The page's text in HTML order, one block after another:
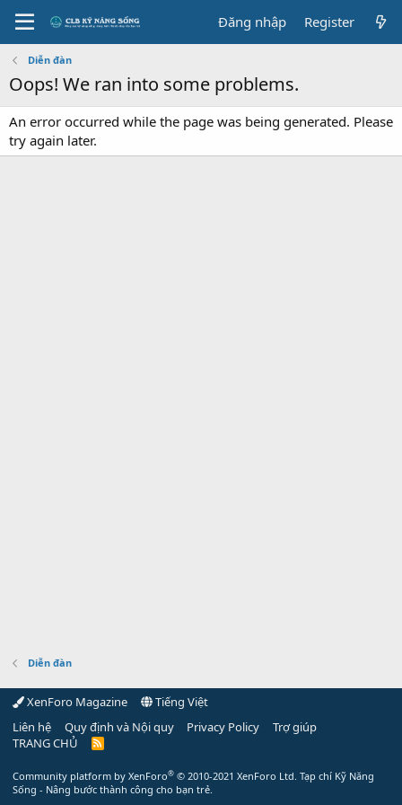
Đăng nhập Register
Diễn đàn
Oops! We ran into some problems.
An error occurred while the page was being generated. Please
try again later.
Diễn đàn
XenForo Magazine
Tiếng Việt
Liên hệ
Quy định và Nội quy Privacy Policy
Trợ giúp
TRANG CHỦ
R
Community platform by XenForo® © 2010-2021 XenForo Ltd. Tạp chí Kỹ Năng
Sống - Nâng bước thành công cho bạn trẻ.